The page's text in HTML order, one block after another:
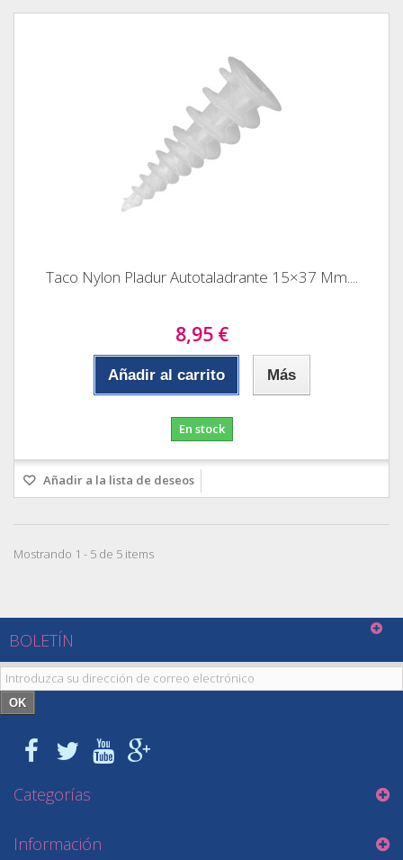
Taco Nylon Pladur Autotaladrante 15×37 Mm....
8,95 €
Añadir al carrito Más
En stock
Añadir a la lista de deseos
Mostrando 1 - 5 de 5 items
BOLETÍN
OK
Categorías
Información